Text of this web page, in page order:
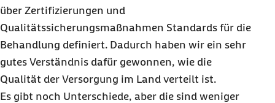
über Zertifizierungen und
Qualitätssicherungsmaßnahmen Standards für die
Behandlung definiert. Dadurch haben wir ein sehr
gutes Verständnis dafür gewonnen, wie die
Qualität der Versorgung im Land verteilt ist.
Es gibt noch Unterschiede, aber die sind weniger